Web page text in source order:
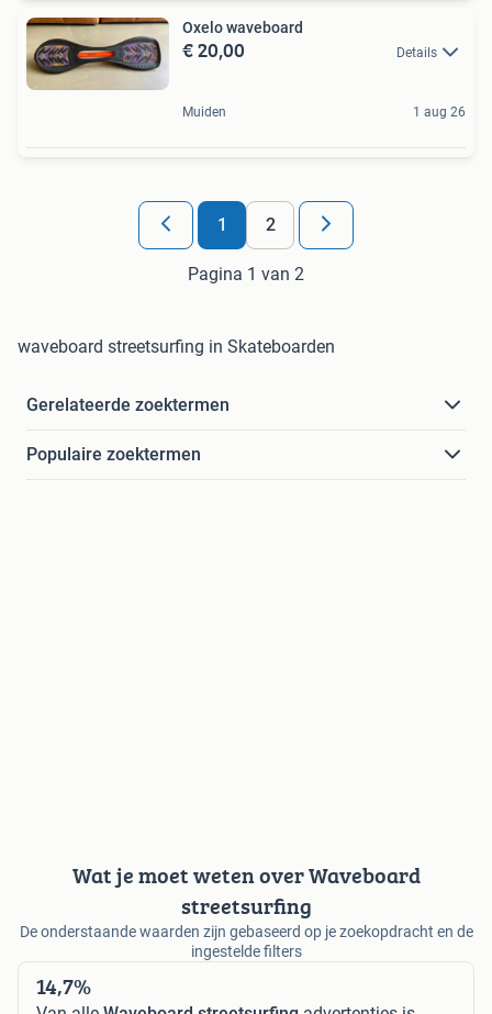
Oxelo waveboard
€ 20,00 Details
Muiden 1 aug 26
1 2
Pagina 1 van 2
waveboard streetsurfing in Skateboarden
Gerelateerde zoektermen
Populaire zoektermen
Wat je moet weten over Waveboard
streetsurfing
De onderstaande waarden zijn gebaseerd op je zoekopdracht en de
ingestelde filters
14,7%